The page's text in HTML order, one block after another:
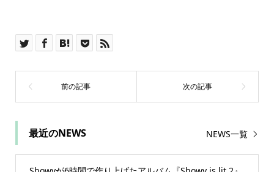
最近のNEWS NEWS一覧